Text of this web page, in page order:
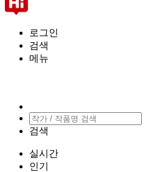
로그인
검색
메뉴
검색
실시간
인기